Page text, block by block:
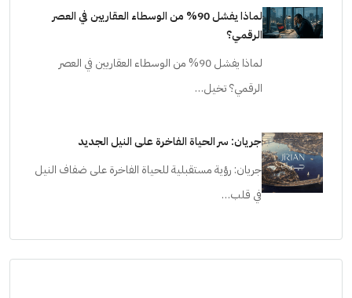
لماذا يفشل 90% من الوسطاء العقاريين في العصر
الرقمي؟
لماذا يفشل 90% من الوسطاء العقاريين في العصر
الرقمي؟ تخيل…
جريان: سر الحياة الفاخرة على النيل الجديد
جريان: رؤية مستقبلية للحياة الفاخرة على ضفاف النيل
في قلب…